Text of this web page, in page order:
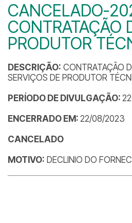
CANCELADO-
CONTRATAÇÃO
PRODUTOR
DESCRIÇÃO: CONTRATAÇÃO
SERVIÇOS DE PRODUTOR
PERÍODO DE DIVULGAÇÃO:
ENCERRADO EM: 22/08/2023
CANCELADO
MOTIVO: DECLINIO DO